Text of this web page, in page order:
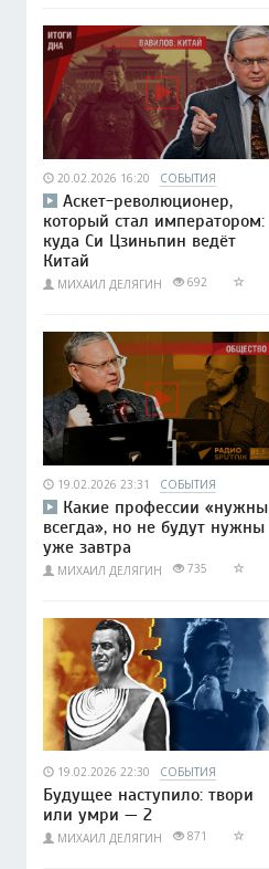
20.02.2026 16:20 СОБЫТИЯ
Аскет-революционер,
который стал императором:
куда Си Цзиньпин ведёт
Китай
МИХАИЛ ДЕЛЯГИН 692
19.02.2026 23:31 СОБЫТИЯ
Какие профессии «нужны
всегда», но не будут нужны
уже завтра
МИХАИЛ ДЕЛЯГИН 735
19.02.2026 22:30 СОБЫТИЯ
Будущее наступило: твори
или умри — 2
МИХАИЛ ДЕЛЯГИН 871